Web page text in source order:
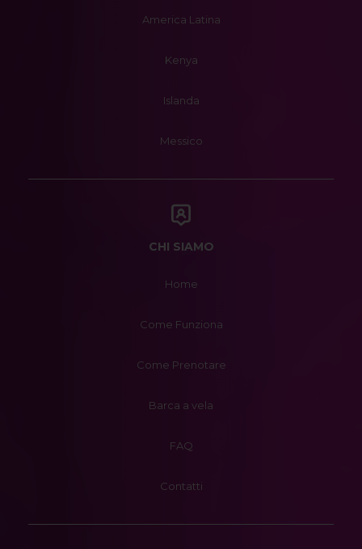
America Latina
Kenya
Islanda
Messico
CHI SIAMO
Home
Come Funziona
Come Prenotare
Barca a vela
FAQ
Contatti